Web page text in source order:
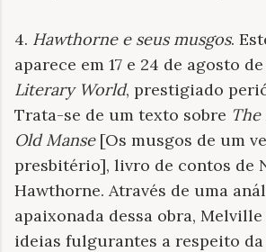
4. Hawthorne e seus musgos.
aparece em 17 e 24 de agosto
Literary World, prestigiado
Trata-se de um texto sobre The
Old Manse[Os musgos de um
presbitério], livro de contos de
Hawthorne. Através de uma
apaixonada dessa obra,
ideias fulgurantes a respeito